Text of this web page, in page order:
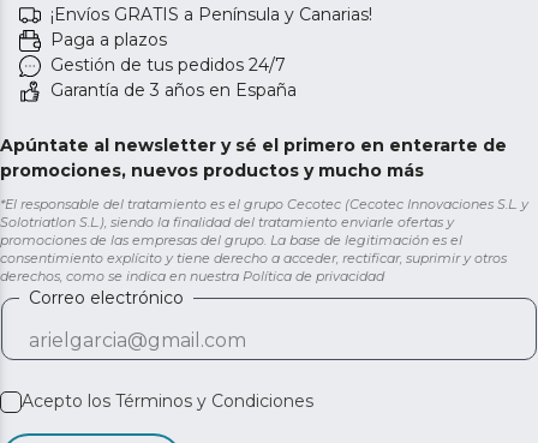
¡Envíos GRATIS a Península y Canarias!
Paga a plazos
Gestión de tus pedidos 24/7
Garantía de 3 años en España
Apúntate al newsletter y sé el primero en enterarte de
promociones, nuevos productos y mucho más
*El responsable del tratamiento es el grupo Cecotec (Cecotec Innovaciones S.L. y
Solotriatlon S.L.), siendo la finalidad del tratamiento enviarle ofertas y
promociones de las empresas del grupo. La base de legitimación es el
consentimiento explícito y tiene derecho a acceder, rectificar, suprimir y otros
derechos, como se indica en nuestra Política de privacidad
Correo electrónico
Acepto los Términos y Condiciones